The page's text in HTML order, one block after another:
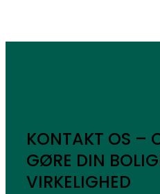
KONTAKT OS –
GØRE DIN
VIRKELIGHED